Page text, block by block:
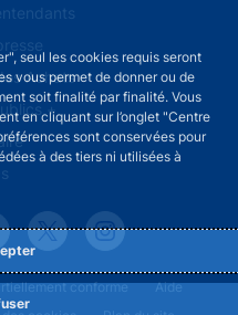
seul les cookies requis seront
vous permet de donner ou de
soit finalité par finalité. Vous
en cliquant sur l’onglet "Centre
sont conservées pour
à des tiers ni utilisées à
Achats
+
conforme
Aide